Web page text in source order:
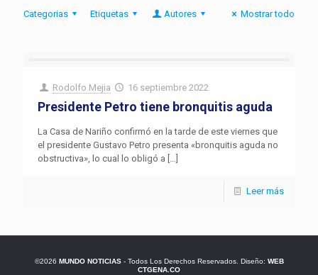
Categorias Etiquetas Autores Mostrar todo
Rodolfo Mejia 16 septiembre 2022
Presidente Petro tiene bronquitis aguda
La Casa de Nariño confirmó en la tarde de este viernes que
el presidente Gustavo Petro presenta «bronquitis aguda no
obstructiva», lo cual lo obligó a […]
Leer más
©2026 MUNDO NOTICIAS- Todos Los Derechos Reservados. Diseño: WEB
CTGENA.CO